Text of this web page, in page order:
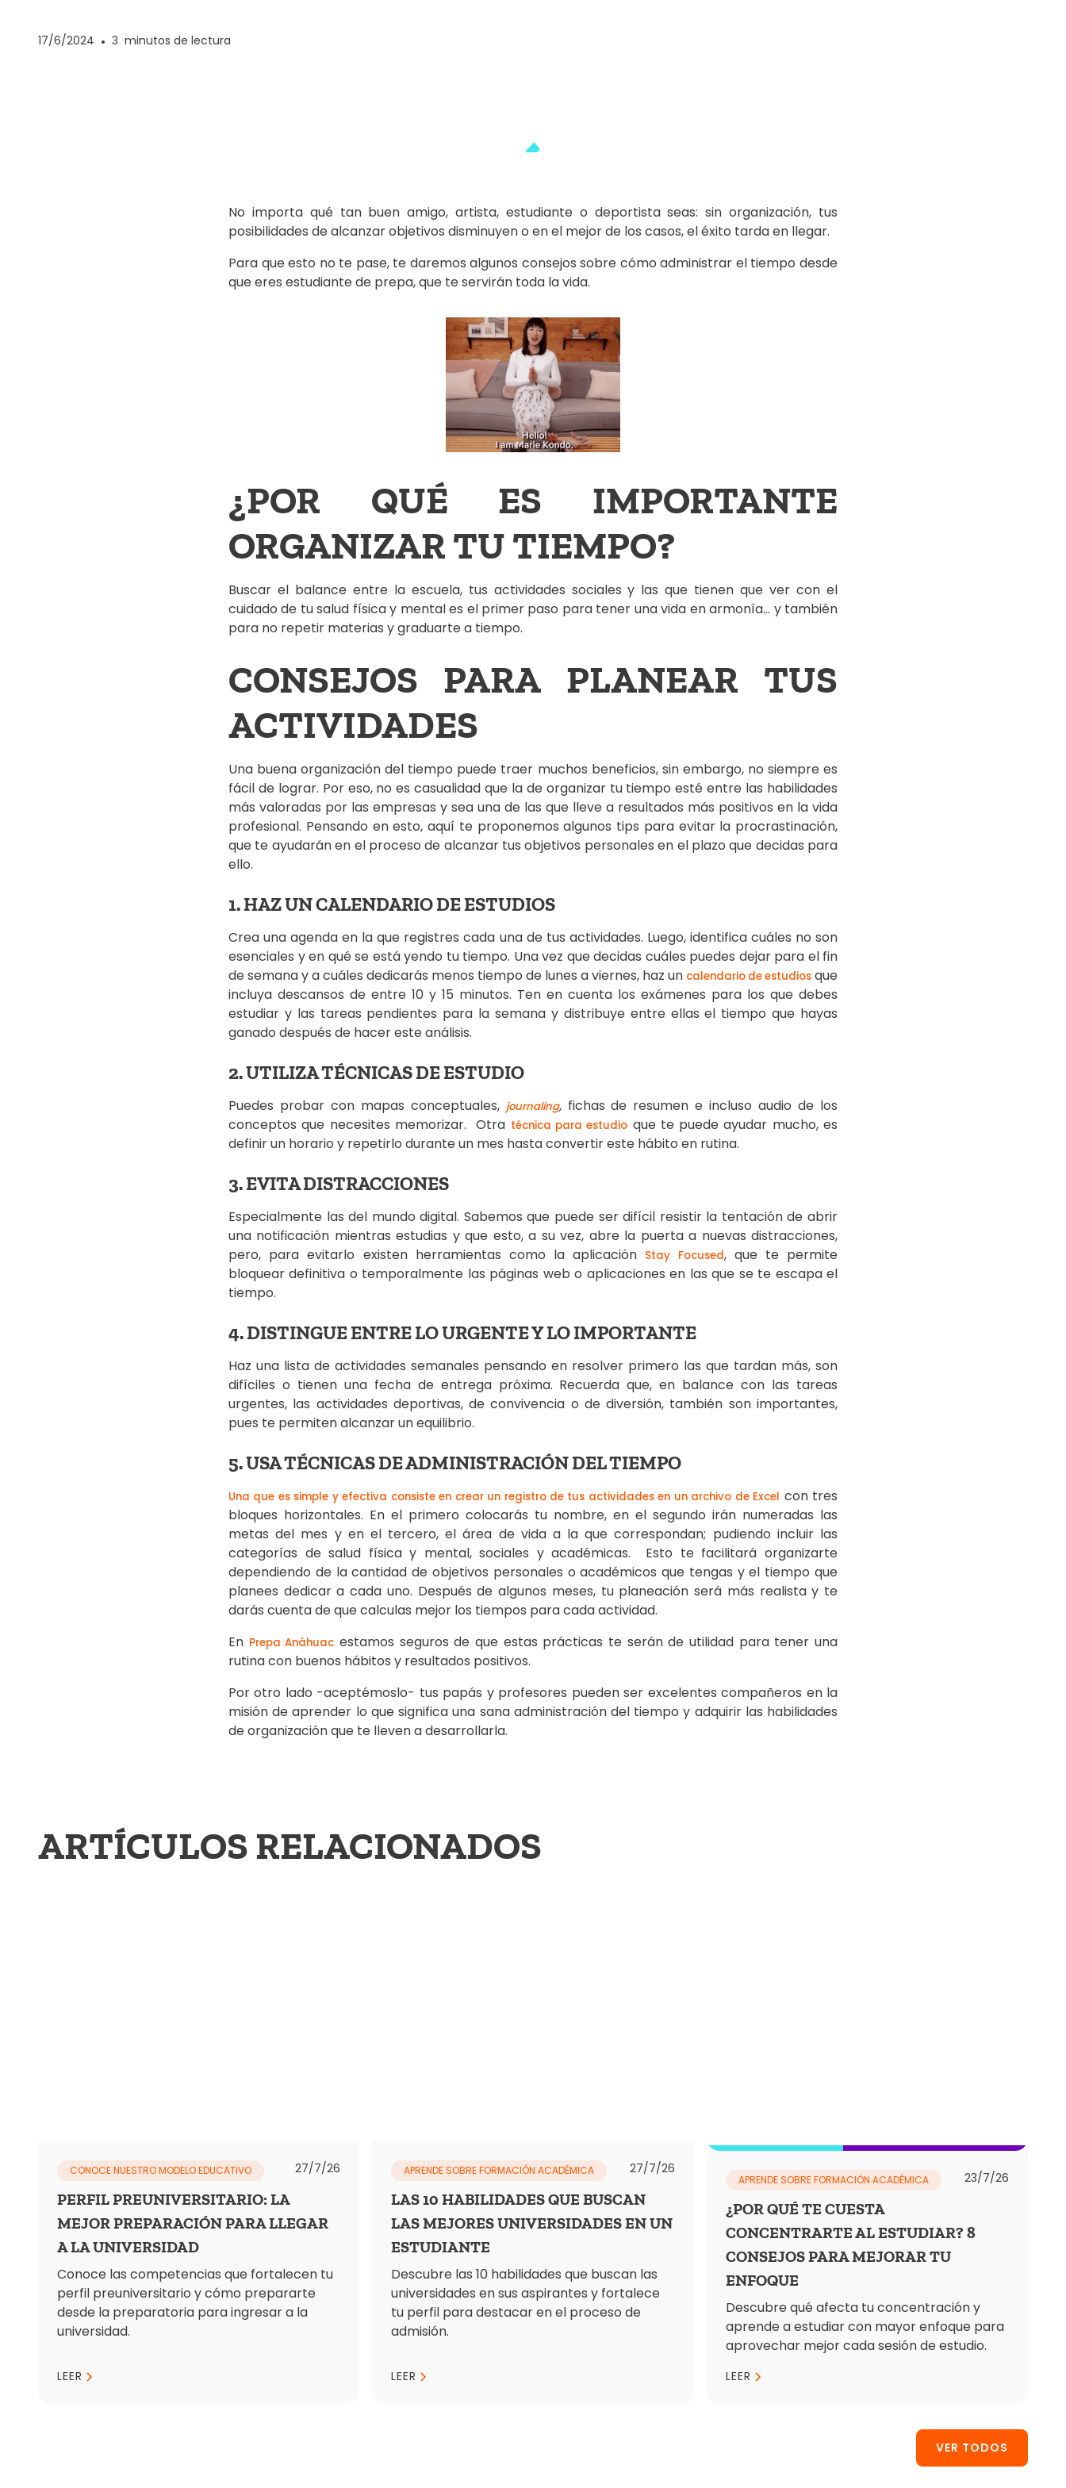
17/6/2024 • 3 minutos de lectura
No importa qué tan buen amigo, artista, estudiante o deportista seas: sin organización, tus
posibilidades de alcanzar objetivos disminuyen o en el mejor de los casos, el éxito tarda en llegar.
Para que esto no te pase, te daremos algunos consejos sobre cómo administrar el tiempo desde
que eres estudiante de prepa, que te servirán toda la vida.
¿POR QUÉ ES IMPORTANTE
ORGANIZAR TU TIEMPO?
Buscar el balance entre la escuela, tus actividades sociales y las que tienen que ver con el
cuidado de tu salud física y mental es el primer paso para tener una vida en armonía… y también
para no repetir materias y graduarte a tiempo.
CONSEJOS PARA PLANEAR TUS
ACTIVIDADES
Una buena organización del tiempo puede traer muchos beneficios, sin embargo, no siempre es
fácil de lograr. Por eso, no es casualidad que la de organizar tu tiempo esté entre las habilidades
más valoradas por las empresas y sea una de las que lleve a resultados más positivos en la vida
profesional. Pensando en esto, aquí te proponemos algunos tips para evitar la procrastinación,
que te ayudarán en el proceso de alcanzar tus objetivos personales en el plazo que decidas para
ello.
1. HAZ UN CALENDARIO DE ESTUDIOS
Crea una agenda en la que registres cada una de tus actividades. Luego, identifica cuáles no son
esenciales y en qué se está yendo tu tiempo. Una vez que decidas cuáles puedes dejar para el fin
de semana y a cuáles dedicarás menos tiempo de lunes a viernes, haz un calendario de estudios que
incluya descansos de entre 10 y 15 minutos. Ten en cuenta los exámenes para los que debes
estudiar y las tareas pendientes para la semana y distribuye entre ellas el tiempo que hayas
ganado después de hacer este análisis.
2. UTILIZA TÉCNICAS DE ESTUDIO
Puedes probar con mapas conceptuales, journaling, fichas de resumen e incluso audio de los
conceptos que necesites memorizar. Otra técnica para estudio que te puede ayudar mucho, es
definir un horario y repetirlo durante un mes hasta convertir este hábito en rutina.
3. EVITA DISTRACCIONES
Especialmente las del mundo digital. Sabemos que puede ser difícil resistir la tentación de abrir
una notificación mientras estudias y que esto, a su vez, abre la puerta a nuevas distracciones,
pero, para evitarlo existen herramientas como la aplicación Stay Focused, que te permite
bloquear definitiva o temporalmente las páginas web o aplicaciones en las que se te escapa el
tiempo.
4. DISTINGUE ENTRE LO URGENTE Y LO IMPORTANTE
Haz una lista de actividades semanales pensando en resolver primero las que tardan más, son
difíciles o tienen una fecha de entrega próxima. Recuerda que, en balance con las tareas
urgentes, las actividades deportivas, de convivencia o de diversión, también son importantes,
pues te permiten alcanzar un equilibrio.
5. USA TÉCNICAS DE ADMINISTRACIÓN DEL TIEMPO
Una que es simple y efectiva consiste en crear un registro de tus actividades en un archivo de Excel con tres
bloques horizontales. En el primero colocarás tu nombre, en el segundo irán numeradas las
metas del mes y en el tercero, el área de vida a la que correspondan; pudiendo incluir las
categorías de salud física y mental, sociales y académicas. Esto te facilitará organizarte
dependiendo de la cantidad de objetivos personales o académicos que tengas y el tiempo que
planees dedicar a cada uno. Después de algunos meses, tu planeación será más realista y te
darás cuenta de que calculas mejor los tiempos para cada actividad.
En Prepa Anáhuac estamos seguros de que estas prácticas te serán de utilidad para tener una
rutina con buenos hábitos y resultados positivos.
Por otro lado -aceptémoslo- tus papás y profesores pueden ser excelentes compañeros en la
misión de aprender lo que significa una sana administración del tiempo y adquirir las habilidades
de organización que te lleven a desarrollarla.
ARTÍCULOS RELACIONADOS
CONOCE NUESTRO MODELO EDUCATIVO 27/7/26
PERFIL PREUNIVERSITARIO: LA
MEJOR PREPARACIÓN PARA LLEGAR
A LA UNIVERSIDAD
Conoce las competencias que fortalecen tu
perfil preuniversitario y cómo prepararte
desde la preparatoria para ingresar a la
universidad.
LEER
APRENDE SOBRE FORMACIÓN ACADÉMICA 27/7/26
LAS 10 HABILIDADES QUE BUSCAN
LAS MEJORES UNIVERSIDADES EN UN
ESTUDIANTE
Descubre las 10 habilidades que buscan las
universidades en sus aspirantes y fortalece
tu perfil para destacar en el proceso de
admisión.
LEER
APRENDE SOBRE FORMACIÓN ACADÉMICA 23/7/26
¿POR QUÉ TE CUESTA
CONCENTRARTE AL ESTUDIAR? 8
CONSEJOS PARA MEJORAR TU
ENFOQUE
Descubre qué afecta tu concentración y
aprende a estudiar con mayor enfoque para
aprovechar mejor cada sesión de estudio.
LEER
VER TODOS